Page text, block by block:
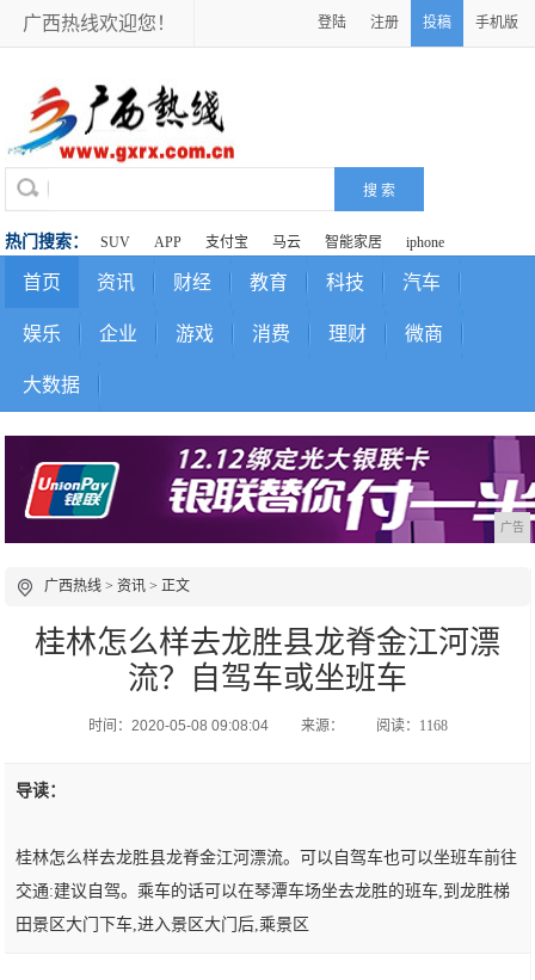
广西热线欢迎您！ 登陆 注册 投稿 手机版
热门搜索： SUV APP 支付宝 马云 智能家居 iphone
首页 资讯 财经 教育 科技 汽车
娱乐 企业 游戏 消费 理财 微商
大数据
广告
广西热线 >资讯 > 正文
桂林怎么样去龙胜县龙脊金江河漂
流？自驾车或坐班车
时间：2020-05-08 09:08:04 来源： 阅读：1168
导读：
桂林怎么样去龙胜县龙脊金江河漂流。可以自驾车也可以坐班车前往
交通:建议自驾。乘车的话可以在琴潭车场坐去龙胜的班车,到龙胜梯
田景区大门下车,进入景区大门后,乘景区